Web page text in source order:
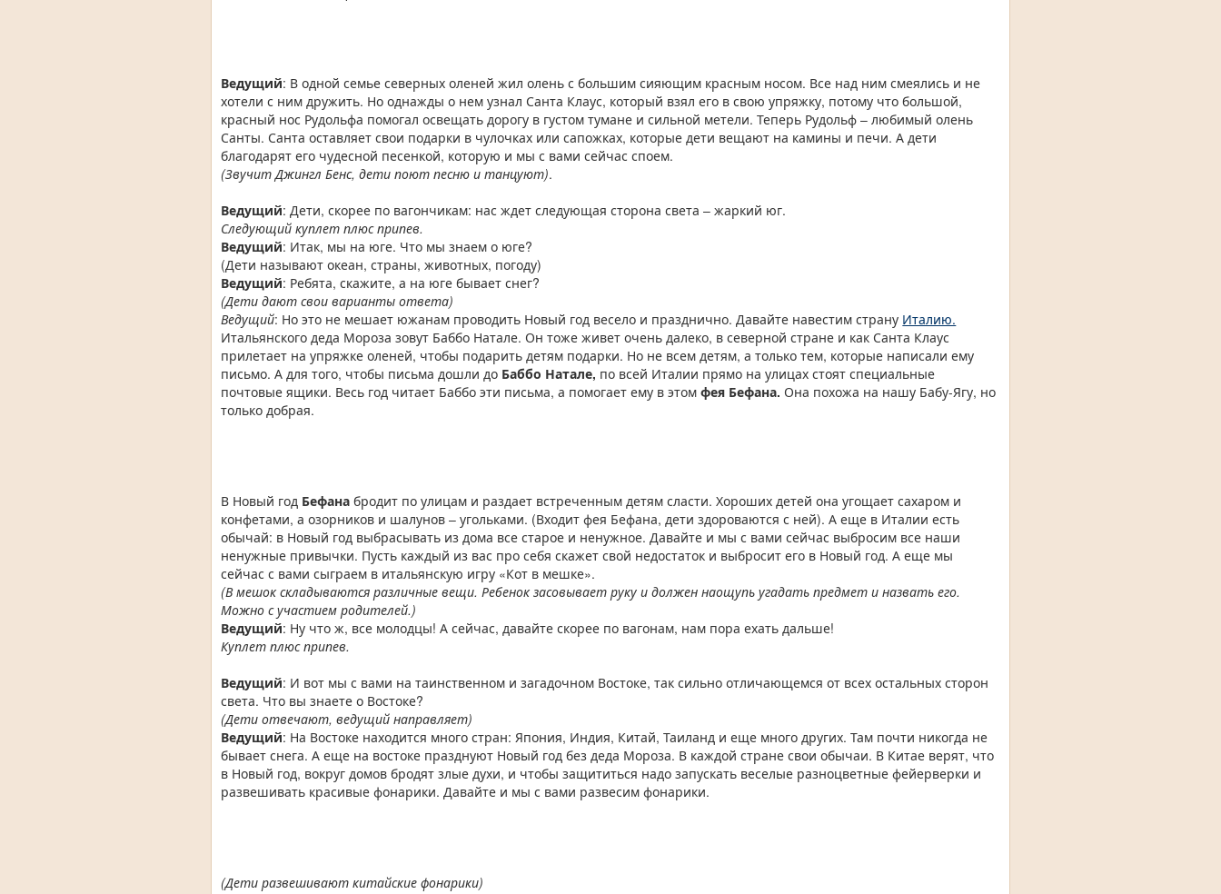
Ведущий: В одной семье северных оленей жил олень с большим сияющим красным носом. Все над ним смеялись и не
хотели с ним дружить. Но однажды о нем узнал Санта Клаус, который взял его в свою упряжку, потому что большой,
красный нос Рудольфа помогал освещать дорогу в густом тумане и сильной метели. Теперь Рудольф – любимый олень
Санты. Санта оставляет свои подарки в чулочках или сапожках, которые дети вещают на камины и печи. А дети
благодарят его чудесной песенкой, которую и мы с вами сейчас споем.
(Звучит Джингл Бенс, дети поют песню и танцуют).
Ведущий: Дети, скорее по вагончикам: нас ждет следующая сторона света – жаркий юг.
Следующий куплет плюс припев.
Ведущий: Итак, мы на юге. Что мы знаем о юге?
(Дети называют океан, страны, животных, погоду)
Ведущий: Ребята, скажите, а на юге бывает снег?
(Дети дают свои варианты ответа)
Ведущий: Но это не мешает южанам проводить Новый год весело и празднично. Давайте навестим страну Италию.
Итальянского деда Мороза зовут Баббо Натале. Он тоже живет очень далеко, в северной стране и как Санта Клаус
прилетает на упряжке оленей, чтобы подарить детям подарки. Но не всем детям, а только тем, которые написали ему
письмо. А для того, чтобы письма дошли до Баббо Натале, по всей Италии прямо на улицах стоят специальные
почтовые ящики. Весь год читает Баббо эти письма, а помогает ему в этомфея Бефана. Она похожа на нашу Бабу-Ягу, но
только добрая.
В Новый год Бефанабродит по улицам и раздает встреченным детям сласти. Хороших детей она угощает сахаром и
конфетами, а озорников и шалунов – угольками. (Входит фея Бефана, дети здороваются с ней). А еще в Италии есть
обычай: в Новый год выбрасывать из дома все старое и ненужное. Давайте и мы с вами сейчас выбросим все наши
ненужные привычки. Пусть каждый из вас про себя скажет свой недостаток и выбросит его в Новый год. А еще мы
сейчас с вами сыграем в итальянскую игру «Кот в мешке».
(В мешок складываются различные вещи. Ребенок засовывает руку и должен наощупь угадать предмет и назвать его.
Можно с участием родителей.)
Ведущий: Ну что ж, все молодцы! А сейчас, давайте скорее по вагонам, нам пора ехать дальше!
Куплет плюс припев.
Ведущий: И вот мы с вами на таинственном и загадочном Востоке, так сильно отличающемся от всех остальных сторон
света. Что вы знаете о Востоке?
(Дети отвечают, ведущий направляет)
Ведущий: На Востоке находится много стран: Япония, Индия, Китай, Таиланд и еще много других. Там почти никогда не
бывает снега. А еще на востоке празднуют Новый год без деда Мороза. В каждой стране свои обычаи. В Китае верят, что
в Новый год, вокруг домов бродят злые духи, и чтобы защититься надо запускать веселые разноцветные фейерверки и
развешивать красивые фонарики. Давайте и мы с вами развесим фонарики.
(Дети развешивают китайские фонарики)